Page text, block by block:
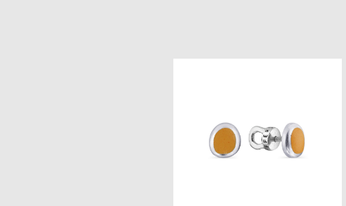
Дюны Аравии серьги пусеты
4 500 pуб.